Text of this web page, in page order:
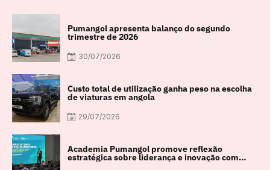
Pumangol apresenta balanço do segundo
trimestre de 2026
30/07/2026
Custo total de utilização ganha peso na escolha
de viaturas em angola
29/07/2026
Academia Pumangol promove reflexão
estratégica sobre liderança e inovação com